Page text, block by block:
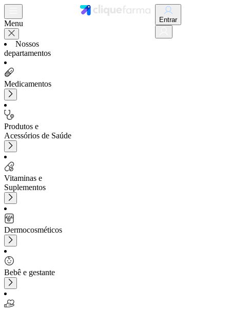
Menu
Nossos
departamentos
Medicamentos
Produtos e
Acessórios de Saúde
Vitaminas e
Suplementos
Dermocosméticos
Bebê e gestante
Entrar